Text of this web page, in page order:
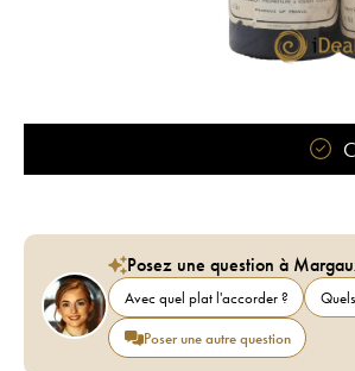
Posez une question à
Avec quel plat l'accorder ?
Poser une autre question